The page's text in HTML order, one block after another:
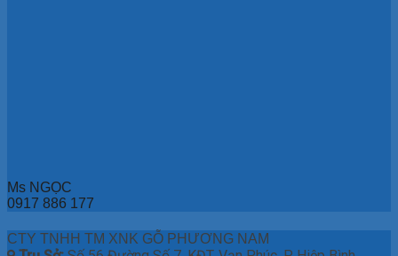
Ms NGỌC
0917 886 177
CTY TNHH TM XNK GỖ PHƯƠNG NAM